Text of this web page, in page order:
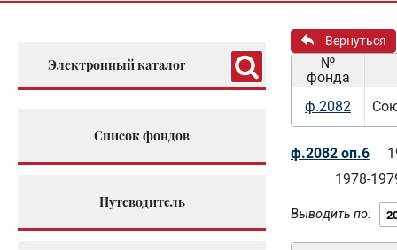
Электронный каталог
Список фондов
Путеводитель
Вернуться
№
фонда
ф.2082
ф.2082 оп.6
1978-
Выводить по: